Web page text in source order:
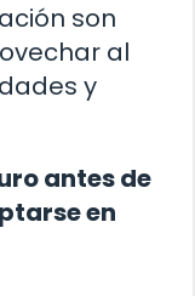
son
al
y
antes de
en